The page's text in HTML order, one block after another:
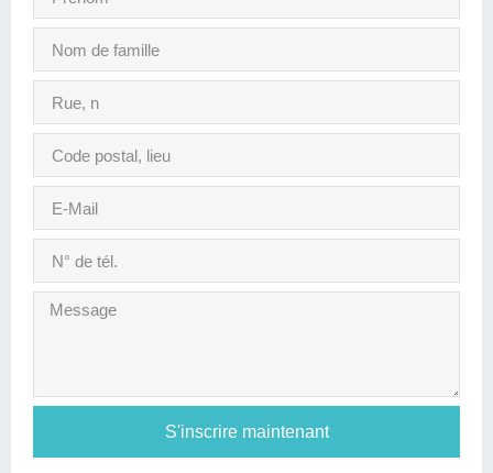
S'inscrire maintenant